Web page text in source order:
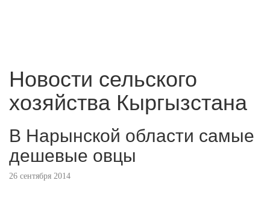
Новости сельского
хозяйства Кыргызстана
В Нарынской области самые
дешевые овцы
26 сентября 2014